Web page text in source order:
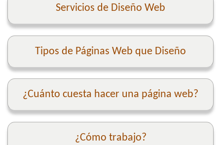
Servicios de Diseño Web
Tipos de Páginas Web que Diseño
¿Cuánto cuesta hacer una página web?
¿Cómo trabajo?